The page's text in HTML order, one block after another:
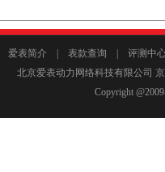
，因此无延迟的数据无线传输以及
应用令其技术得到极为迅速的改善
初阶段，为了保证基本功能，设计
爱表简介 表款查询
评测中
北京爱表动力网络科技有限公司
Copyright